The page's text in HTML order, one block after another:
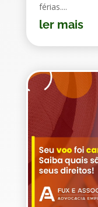
férias....
ler mais